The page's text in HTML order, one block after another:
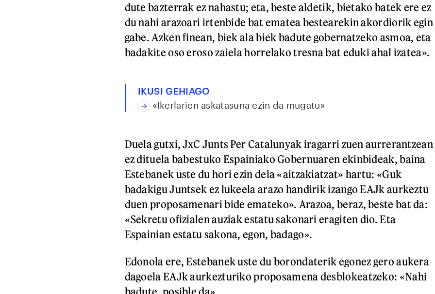
dute bazterrak ez nahastu; eta, beste aldetik, bietako batek ere ez
du nahi arazoari irtenbide bat ematea bestearekin akordiorik egin
gabe. Azken finean, biek ala biek badute gobernatzeko asmoa, eta
badakite oso eroso zaiela horrelako tresna bat eduki ahal izatea».
IKUSI GEHIAGO
«Ikerlarien askatasuna ezin da mugatu»
Duela gutxi, JxC Junts Per Catalunyak iragarri zuen aurrerantzean
ez dituela babestuko Espainiako Gobernuaren ekinbideak, baina
Estebanek uste du hori ezin dela «aitzakiatzat» hartu: «Guk
badakigu Juntsek ez lukeela arazo handirik izango EAJk aurkeztu
duen proposamenari bide emateko». Arazoa, beraz, beste bat da:
«Sekretu ofizialen auziak estatu sakonari eragiten dio. Eta
Espainian estatu sakona, egon, badago».
Edonola ere, Estebanek uste du borondaterik egonez gero aukera
dagoela EAJk aurkezturiko proposamena desblokeatzeko: «Nahi
badute, posible da».